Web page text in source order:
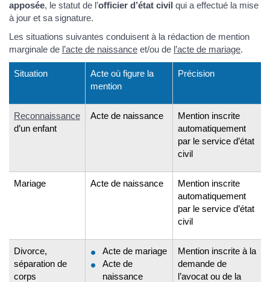
apposée, le statut de l’officier d’état civil qui a effectué la mise
à jour et sa signature.
Les situations suivantes conduisent à la rédaction de mention
marginale de l’acte de naissance et/ou de l’acte de mariage.
Situation
Acte où figure la
mention
Précision
Reconnaissance
d’un enfant
Acte de naissance
Mention inscrite
automatiquement
par le service d’état
civil
Mariage Acte de naissance
Mention inscrite
automatiquement
par le service d’état
civil
Divorce,
séparation de
corps
Acte de mariage
Acte de
naissance
Mention inscrite à la
demande de
l’avocat ou de la